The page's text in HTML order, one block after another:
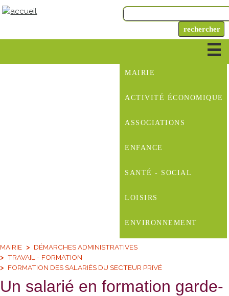
MAIRIE
ACTIVITÉ ÉCONOMIQUE
ASSOCIATIONS
ENFANCE
SANTÉ - SOCIAL
LOISIRS
ENVIRONNEMENT
MAIRIE
DÉMARCHES ADMINISTRATIVES
TRAVAIL - FORMATION
FORMATION DES SALARIÉS DU SECTEUR PRIVÉ
Un salarié en formation garde-